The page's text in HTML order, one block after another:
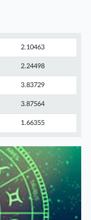
2.10463
2.24498
3.83729
3.87564
1.66355